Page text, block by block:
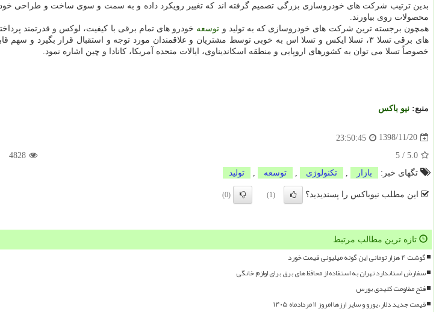
بدین ترتیب شركت های خودروسازی بزرگی تصمیم گرفته اند كه تغییر رویكرد داده و به سمت و سوی ساخت و طراحی خودرو
محصولات روی بیاورند.
همچون برجسته ترین شركت های خودروسازی كه به تولید و توسعه خودرو های تمام برقی با كیفیت، لوكس و قدرتمند
های برقی تسلا ۳، تسلا ایكس و تسلا اس به خوبی توسط مشتریان و علاقمندان مورد توجه و استقبال قرار
خصوصاً تسلا می توان به كشورهای اروپایی و منطقه اسكاندیناوی، ایالات متحده آمریكا، كانادا و چین اشاره نمود.
منبع: نیو باكس
1398/11/20
23:50:45
5.0
/
5
4828
تگهای خبر:
بازار تكنولوژی توسعه تولید
این مطلب نیوباکس را پسندیدید؟ (1)
(0)
تازه ترین مطالب مرتبط
گوشت ۴ هزار تومانی این گونه میلیونی قیمت خورد
سفارش استاندارد تهران به استفاده از محافظ های برق برای لوازم خانگی
فتح مقاومت کلیدی بورس
قیمت جدید دلار، یورو و سایر ارزها امروز ۱۱ مردادماه ۱۴۰۵